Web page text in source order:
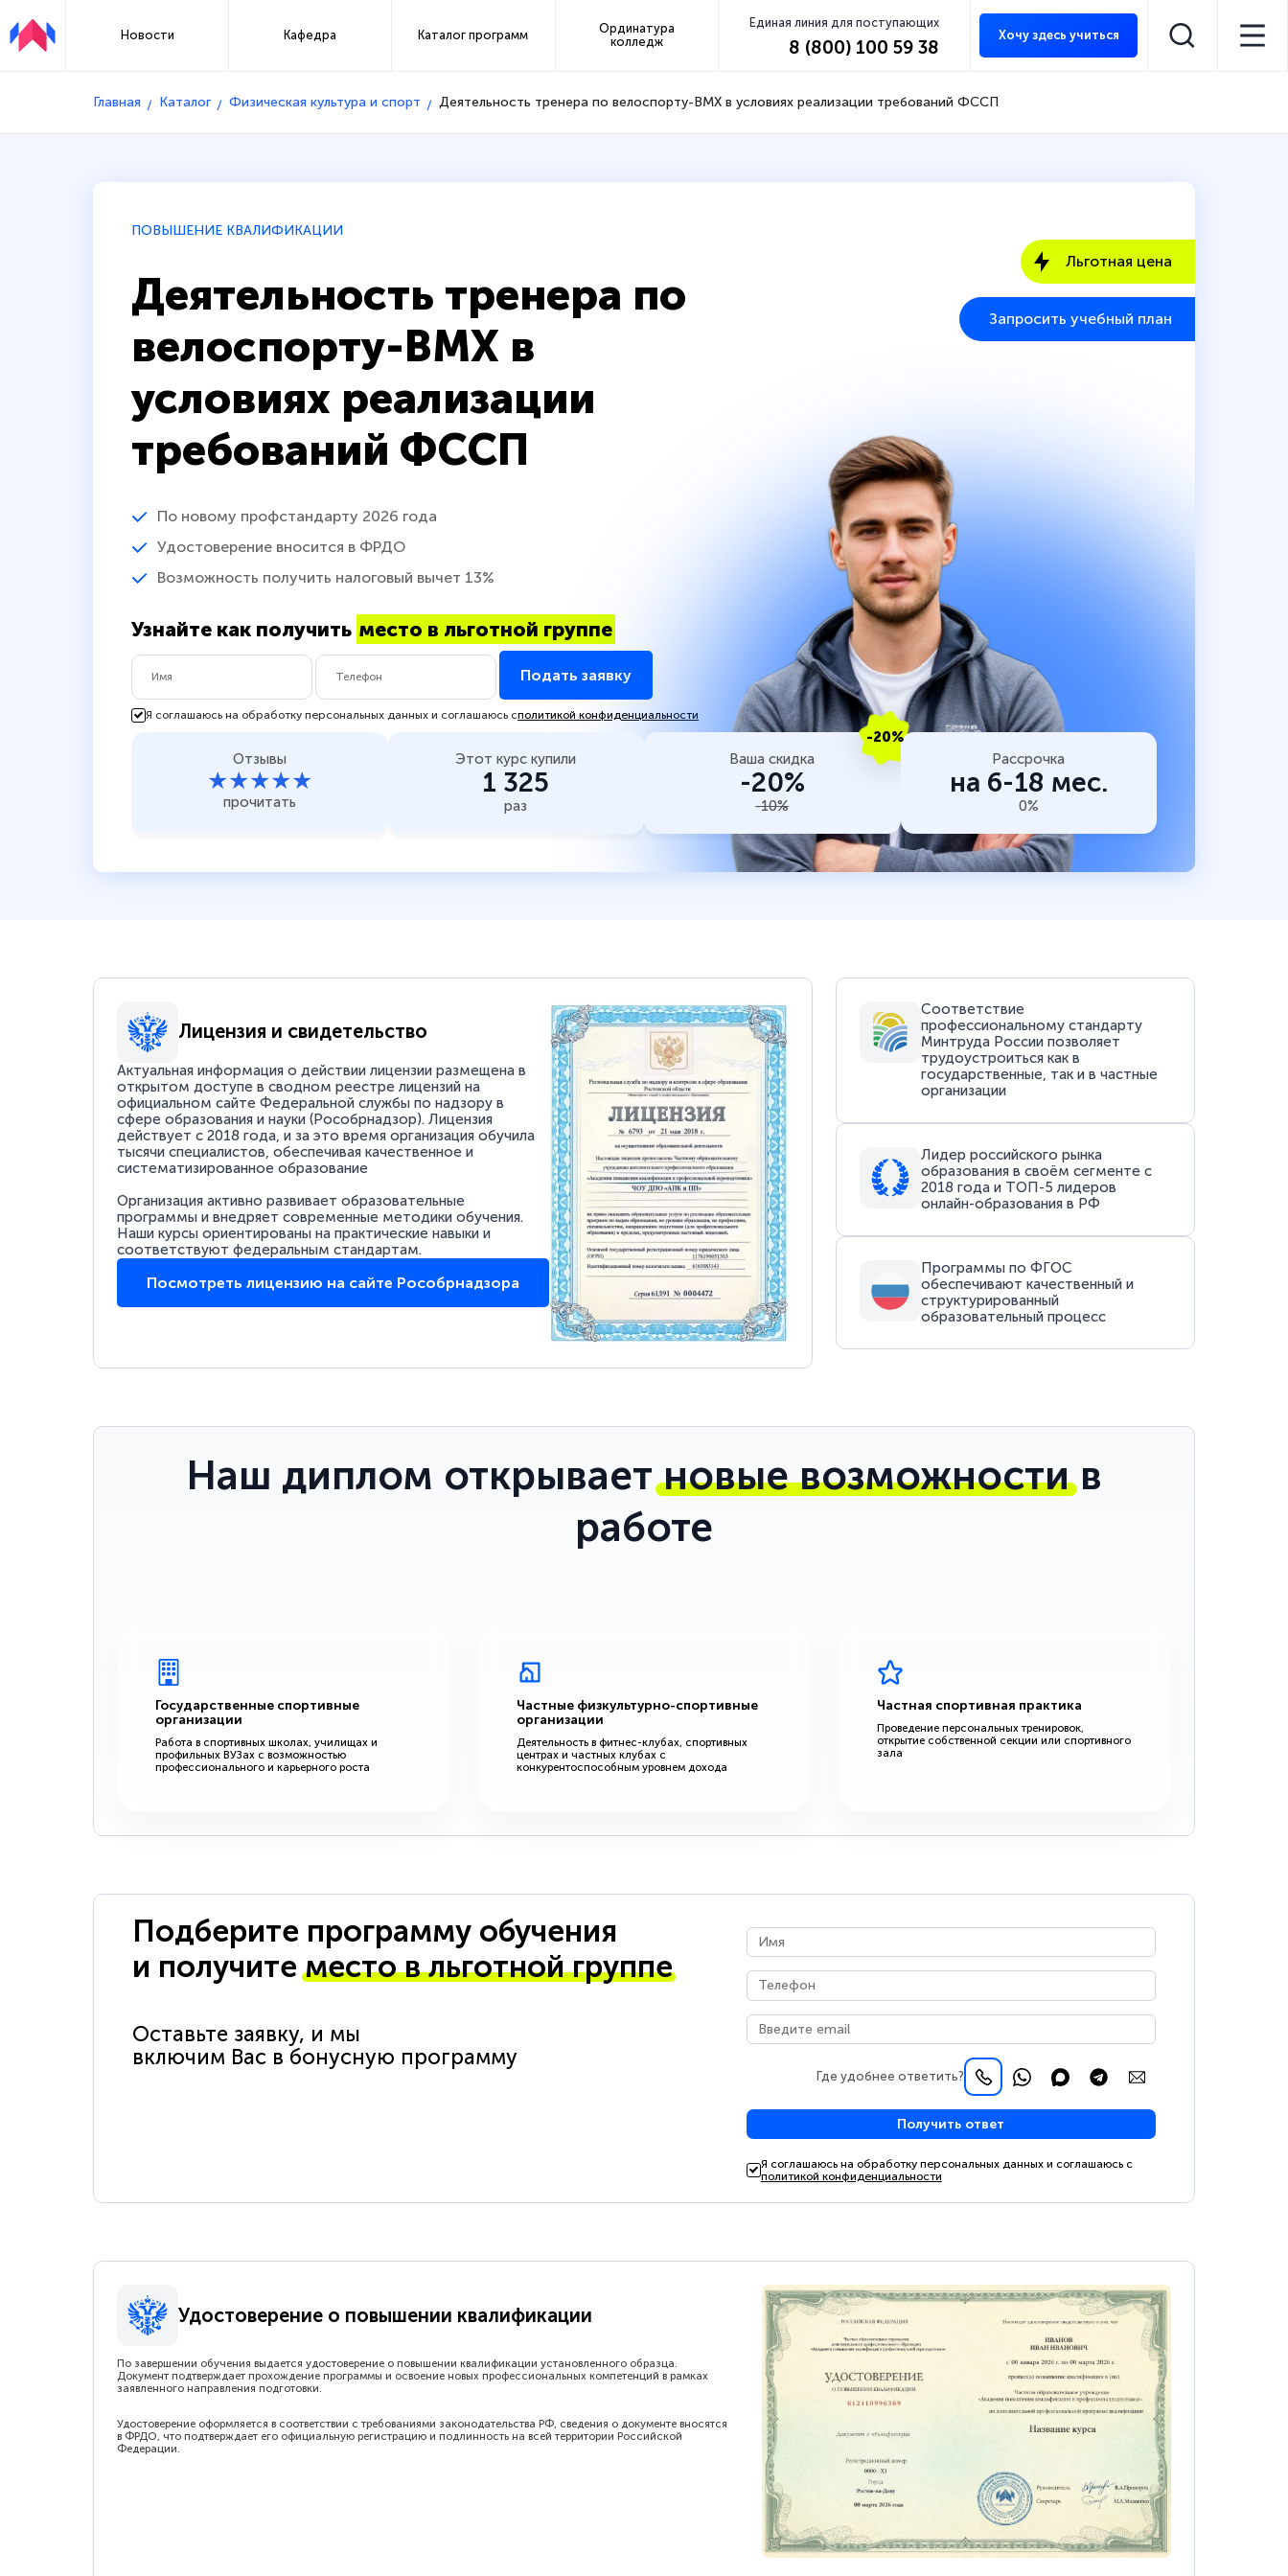
Новости Кафедра Каталог программ
Ординатура
колледж
Единая линия для поступающих
8 (800) 100 59 38
Хочу здесь учиться
Главная Каталог Физическая культура и спорт Деятельность тренера по велоспорту-BMX в условиях реализации требований ФССП
ПОВЫШЕНИЕ КВАЛИФИКАЦИИ
Деятельность тренера по
велоспорту-BMX в
условиях реализации
требований ФССП
По новому профстандарту 2026 года
Удостоверение вносится в ФРДО
Возможность получить налоговый вычет 13%
Узнайте как получить место в льготной группе
Подать заявку
Я соглашаюсь на обработку персональных данных и соглашаюсь сполитикой конфиденциальности
Льготная цена
Запросить учебный план
Отзывы
★★★★★
прочитать
Этот курс купили
1 325
раз
-20%
Ваша скидка
-20%
-10%
Рассрочка
на 6-18 мес.
0%
Лицензия и свидетельство
Актуальная информация о действии лицензии размещена в
открытом доступе в сводном реестре лицензий на
официальном сайте Федеральной службы по надзору в
сфере образования и науки (Рособрнадзор). Лицензия
действует с 2018 года, и за это время организация обучила
тысячи специалистов, обеспечивая качественное и
систематизированное образование
Организация активно развивает образовательные
программы и внедряет современные методики обучения.
Наши курсы ориентированы на практические навыки и
соответствуют федеральным стандартам.
Посмотреть лицензию на сайте Рособрнадзора
Соответствие
профессиональному стандарту
Минтруда России позволяет
трудоустроиться как в
государственные, так и в частные
организации
Лидер российского рынка
образования в своём сегменте с
2018 года и ТОП-5 лидеров
онлайн-образования в РФ
Программы по ФГОС
обеспечивают качественный и
структурированный
образовательный процесс
Наш диплом открываетновые возможностив
работе
Государственные спортивные
организации
Работа в спортивных школах, училищах и
профильных ВУЗах с возможностью
профессионального и карьерного роста
Частные физкультурно-спортивные
организации
Деятельность в фитнес-клубах, спортивных
центрах и частных клубах с
конкурентоспособным уровнем дохода
Частная спортивная практика
Проведение персональных тренировок,
открытие собственной секции или спортивного
зала
Подберите программу обучения
и получитеместо в льготной группе
Оставьте заявку, и мы
включим Вас в бонусную программу
Где удобнее ответить?
Получить ответ
Я соглашаюсь на обработку персональных данных и соглашаюсь с
политикой конфиденциальности
Удостоверение о повышении квалификации
По завершении обучения выдается удостоверение о повышении квалификации установленного образца.
Документ подтверждает прохождение программы и освоение новых профессиональных компетенций в рамках
заявленного направления подготовки.
Удостоверение оформляется в соответствии с требованиями законодательства РФ, сведения о документе вносятся
в ФРДО, что подтверждает его официальную регистрацию и подлинность на всей территории Российской
Федерации.